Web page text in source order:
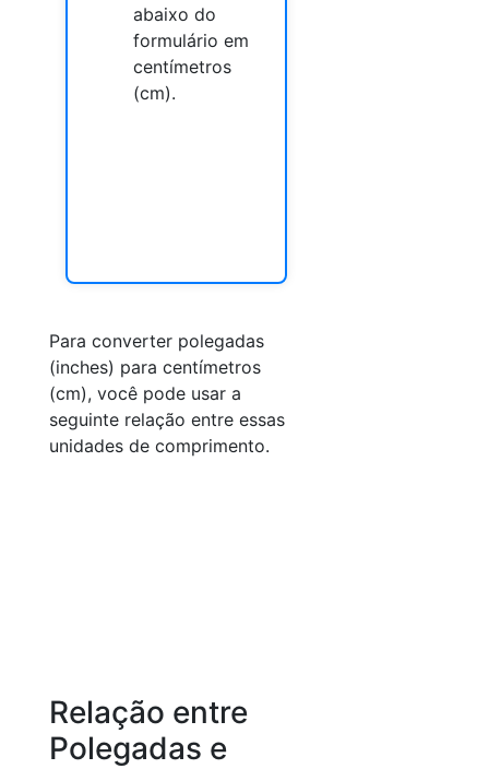
abaixo do
formulário em
centímetros
(cm).
Para converter polegadas
(inches) para centímetros
(cm), você pode usar a
seguinte relação entre essas
unidades de comprimento.
Relação entre
Polegadas e